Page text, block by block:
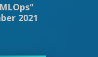
2021